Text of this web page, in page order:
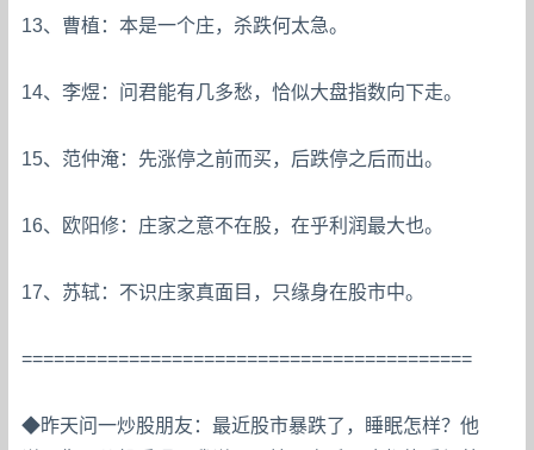
13、曹植：本是一个庄，杀跌何太急。
14、李煜：问君能有几多愁，恰似大盘指数向下走。
15、范仲淹：先涨停之前而买，后跌停之后而出。
16、欧阳修：庄家之意不在股，在乎利润最大也。
17、苏轼：不识庄家真面目，只缘身在股市中。
==========================================
◆昨天问一炒股朋友：最近股市暴跌了，睡眠怎样？他